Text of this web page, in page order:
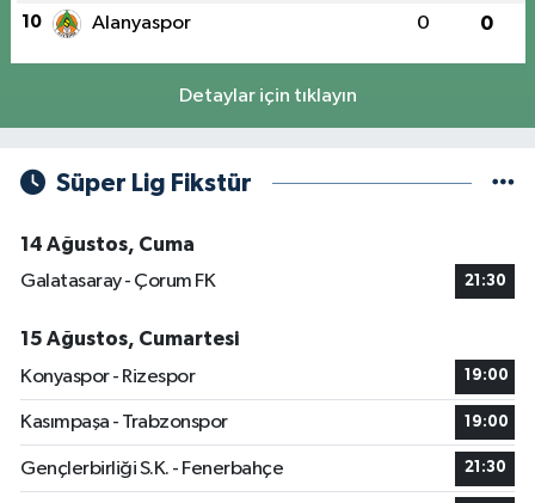
10 Alanyaspor 0 0
Detaylar için tıklayın
Süper Lig Fikstür
14 Ağustos, Cuma
Galatasaray - Çorum FK
21:30
15 Ağustos, Cumartesi
Konyaspor - Rizespor
19:00
Kasımpaşa - Trabzonspor 19:00
Gençlerbirliği S.K. - Fenerbahçe 21:30